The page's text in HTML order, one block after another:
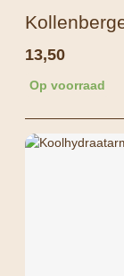
13,50
Op voorraad